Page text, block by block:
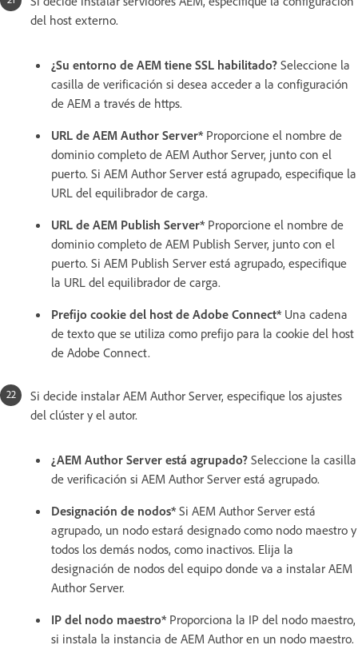
del host externo.
¿Su entorno de AEM tiene SSL habilitado? Seleccione la
casilla de verificación si desea acceder a la configuración
de AEM a través de https.
URL de AEM Author Server* Proporcione el nombre de
dominio completo de AEM Author Server, junto con el
puerto. Si AEM Author Server está agrupado, especifique la
URL del equilibrador de carga.
URL de AEM Publish Server* Proporcione el nombre de
dominio completo de AEM Publish Server, junto con el
puerto. Si AEM Publish Server está agrupado, especifique
la URL del equilibrador de carga.
Prefijo cookie del host de Adobe Connect* Una cadena
de texto que se utiliza como prefijo para la cookie del host
de Adobe Connect.
Si decide instalar AEM Author Server, especifique los ajustes
del clúster y el autor.
¿AEM Author Server está agrupado? Seleccione la casilla
de verificación si AEM Author Server está agrupado.
Designación de nodos* Si AEM Author Server está
agrupado, un nodo estará designado como nodo maestro y
todos los demás nodos, como inactivos. Elija la
designación de nodos del equipo donde va a instalar AEM
Author Server.
IP del nodo maestro* Proporciona la IP del nodo maestro,
si instala la instancia de AEM Author en un nodo maestro.